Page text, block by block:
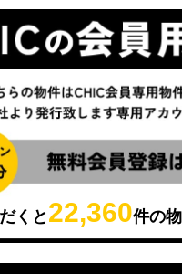
くと 22,360件の